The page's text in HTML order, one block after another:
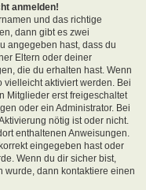
anmelden!
und das richtige
dann gibt es zwei
angegeben hast, dass du
Eltern oder deiner
die du erhalten hast. Wenn
vielleicht aktiviert werden. Bei
Mitglieder erst freigeschaltet
oder ein Administrator. Bei
nötig ist oder nicht.
enthaltenen Anweisungen.
eingegeben hast oder
Wenn du dir sicher bist,
wurde, dann kontaktiere einen